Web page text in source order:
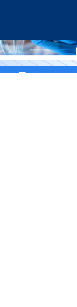
Буассон